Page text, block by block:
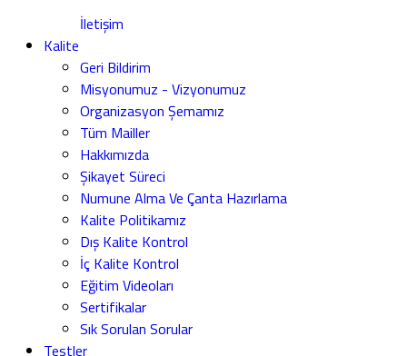
İletişim
Kalite
Geri Bildirim
Misyonumuz - Vizyonumuz
Organizasyon Şemamız
Tüm Mailler
Hakkımızda
Şikayet Süreci
Numune Alma Ve Çanta Hazırlama
Kalite Politikamız
Dış Kalite Kontrol
İç Kalite Kontrol
Eğitim Videoları
Sertifikalar
Sık Sorulan Sorular
Testler